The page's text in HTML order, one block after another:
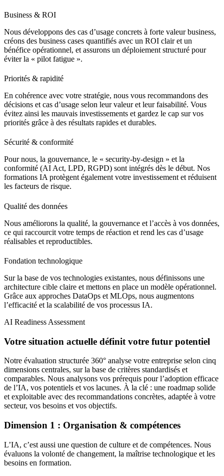
Business & ROI
Nous développons des cas d’usage concrets à forte valeur business,
créons des business cases quantifiés avec un ROI clair et un
bénéfice opérationnel, et assurons un déploiement structuré pour
éviter la « pilot fatigue ».
Priorités & rapidité
En cohérence avec votre stratégie, nous vous recommandons des
décisions et cas d’usage selon leur valeur et leur faisabilité. Vous
évitez ainsi les mauvais investissements et gardez le cap sur vos
priorités grâce à des résultats rapides et durables.
Sécurité & conformité
Pour nous, la gouvernance, le « security-by-design » et la
conformité (AI Act, LPD, RGPD) sont intégrés dès le début. Nos
formations IA protègent également votre investissement et réduisent
les facteurs de risque.
Qualité des données
Nous améliorons la qualité, la gouvernance et l’accès à vos données,
ce qui raccourcit votre temps de réaction et rend les cas d’usage
réalisables et reproductibles.
Fondation technologique
Sur la base de vos technologies existantes, nous définissons une
architecture cible claire et mettons en place un modèle opérationnel.
Grâce aux approches DataOps et MLOps, nous augmentons
l’efficacité et la scalabilité de vos processus IA.
AI Readiness Assessment
Votre situation actuelle définit votre futur potentiel
Notre évaluation structurée 360° analyse votre entreprise selon cinq
dimensions centrales, sur la base de critères standardisés et
comparables. Nous analysons vos prérequis pour l’adoption efficace
de l’IA, vos potentiels et vos lacunes. À la clé : une roadmap solide
et exploitable avec des recommandations concrètes, adaptée à votre
secteur, vos besoins et vos objectifs.
Dimension 1 : Organisation & compétences
L’IA, c’est aussi une question de culture et de compétences. Nous
évaluons la volonté de changement, la maîtrise technologique et les
besoins en formation.